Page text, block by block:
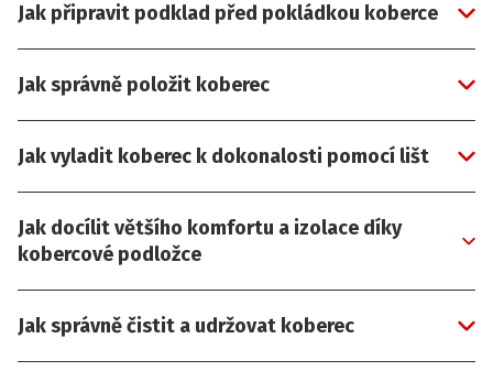
Jak připravit podklad před pokládkou koberce
Jak správně položit koberec
Jak vyladit koberec k dokonalosti pomocí lišt
Jak docílit většího komfortu a izolace díky
kobercové podložce
Jak správně čistit a udržovat koberec